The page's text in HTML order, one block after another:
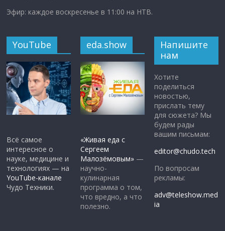
Эфир: каждое воскресенье в 11:00 на НТВ.
YouTube
Всё самое
интересное о
науке, медицине и
технологиях — на
YouTube-канале
Чудо Техники.
eda.show
«Живая еда с
Сергеем
Малозёмовым» —
научно-
кулинарная
программа о том,
что вредно, а что
полезно.
Напишите
нам
Хотите
поделиться
новостью,
прислать тему
для сюжета? Мы
будем рады
вашим письмам:
editor@chudo.tech
По вопросам
рекламы:
adv@teleshow.med
ia